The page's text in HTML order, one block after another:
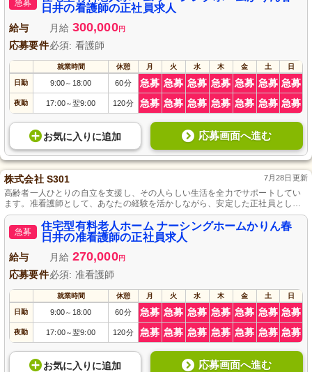
急募
日井の看護師の正社員求人
給与 月給 300,000円
応募要件必須: 看護師
就業時間 休憩 月 火 水 木 金 土 日
日勤 9:00～ 18:00 60分 急募 急募 急募 急募 急募 急募 急募
夜勤 17:00～翌9:00 120分 急募 急募 急募 急募 急募 急募 急募
お気に入り に追加 応募画面へ進む
株式会社 S301 7月28日更新
高齢者一人ひとりの自立を支援し、その人らしい生活を全力でサポートしてい
ます。准看護師として、あなたの経験を活かしながら、安定した正社員として
の働き方を実現できます。
急募
住宅型有料老人ホーム ナーシングホームかりん春
日井の准看護師の正社員求人
給与 月給 270,000円
応募要件必須: 准看護師
就業時間 休憩 月 火 水 木 金 土 日
日勤 9:00～ 18:00 60分 急募 急募 急募 急募 急募 急募 急募
夜勤 17:00～翌9:00 120分 急募 急募 急募 急募 急募 急募 急募
お気に入り に追加 応募画面へ進む